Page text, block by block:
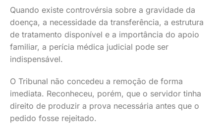
Quando existe controvérsia sobre a gravidade da
doença, a necessidade da transferência, a estrutura
de tratamento disponível e a importância do apoio
familiar, a perícia médica judicial pode ser
indispensável.
O Tribunal não concedeu a remoção de forma
imediata. Reconheceu, porém, que o servidor tinha
direito de produzir a prova necessária antes que o
pedido fosse rejeitado.